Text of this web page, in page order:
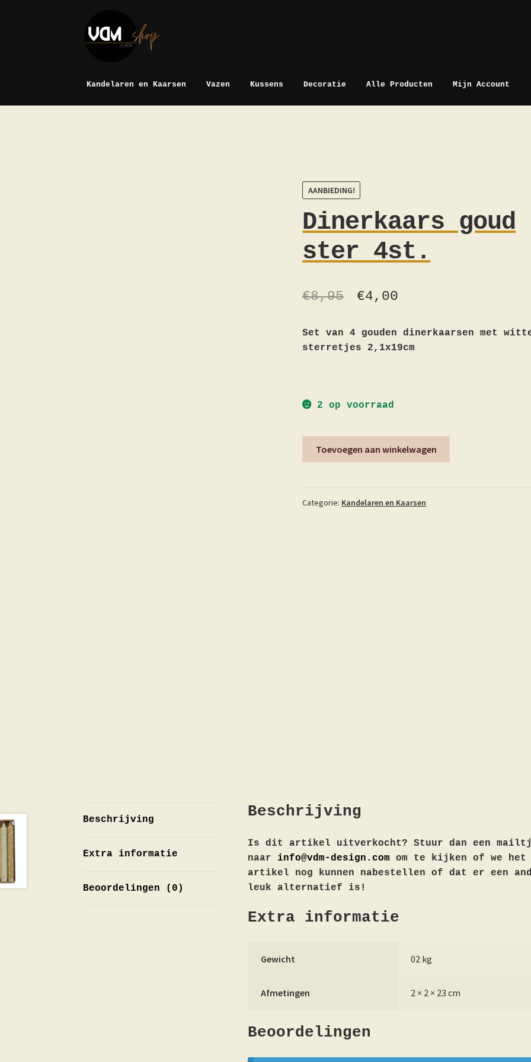
naar
navigatie
de
Kandelaren en Kaarsen Vazen Kussens Decoratie Alle Producten Mijn Account
AANBIEDING!
Dinerkaars goud
ster 4st.
€8,95 €4,00
Set van 4 gouden dinerkaarsen met
sterretjes 2,1x19cm
2 op voorraad
aantal
Toevoegen aan winkelwagen
Categorie: Kandelaren en Kaarsen
Beschrijving
Extra informatie
Beoordelingen (0)
Beschrijving
Is dit artikel uitverkocht? Stuur dan een
naar info@vdm-design.com om te kijken of we het
artikel nog kunnen nabestellen of dat er een
leuk alternatief is!
Extra informatie
Gewicht 02 kg
Afmetingen 2 × 2 × 23 cm
Beoordelingen